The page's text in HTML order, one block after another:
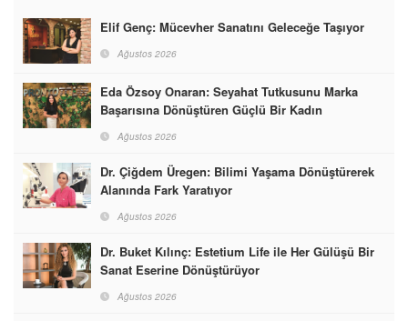
Elif Genç: Mücevher Sanatını Geleceğe Taşıyor
Ağustos 2026
Eda Özsoy Onaran: Seyahat Tutkusunu Marka
Başarısına Dönüştüren Güçlü Bir Kadın
Ağustos 2026
Dr. Çiğdem Üregen: Bilimi Yaşama Dönüştürerek
Alanında Fark Yaratıyor
Ağustos 2026
Dr. Buket Kılınç: Estetium Life ile Her Gülüşü Bir
Sanat Eserine Dönüştürüyor
Ağustos 2026